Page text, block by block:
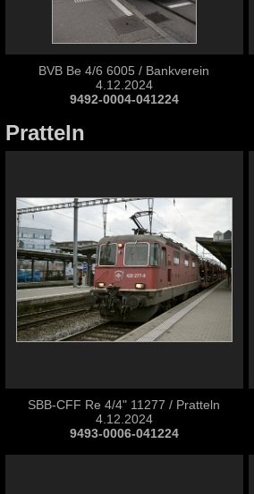
BVB Be 4/6 6005 / Bankverein
4.12.2024
9492-0004-041224
Pratteln
SBB-CFF Re 4/4" 11277 / Pratteln
4.12.2024
9493-0006-041224